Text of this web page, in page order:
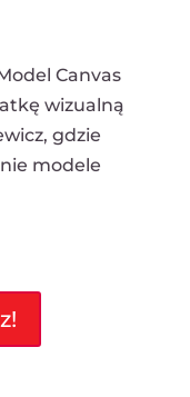
Canvas
wizualną
gdzie
modele